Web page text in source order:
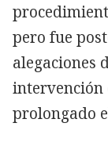
pero fue
alegaciones
intervención
prolongado